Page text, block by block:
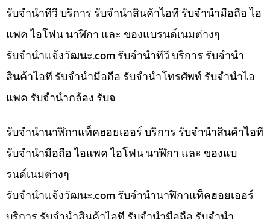
รับจำนำทีวี บริการ รับจำนำสินค้าไอที รับจำนำมือถือ ไอ
แพค ไอโฟน นาฬิกา และ ของแบรนด์เนมต่างๆ
รับจํานําแจ้งวัฒนะ.com รับจำนำทีวี บริการ รับจำนำ
สินค้าไอที รับจำนำมือถือ รับจำนำโทรศัพท์ รับจำนำไอ
แพค รับจำนำกล้อง รับจ
รับจำนำนาฬิกาแท็คฮอยเออร์ บริการ รับจำนำสินค้าไอที
รับจำนำมือถือ ไอแพค ไอโฟน นาฬิกา และ ของแบ
รนด์เนมต่างๆ
รับจํานําแจ้งวัฒนะ.com รับจำนำนาฬิกาแท็คฮอยเออร์